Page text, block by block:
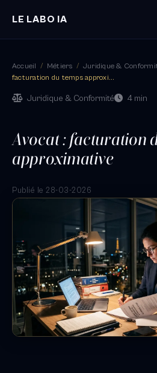
LE LABO IA
Accueil / Métiers / Juridique &
facturation du temps approxi...
Juridique & Conformité 4 min
Avocat : facturation
approximative
Publié le 28-03-2026